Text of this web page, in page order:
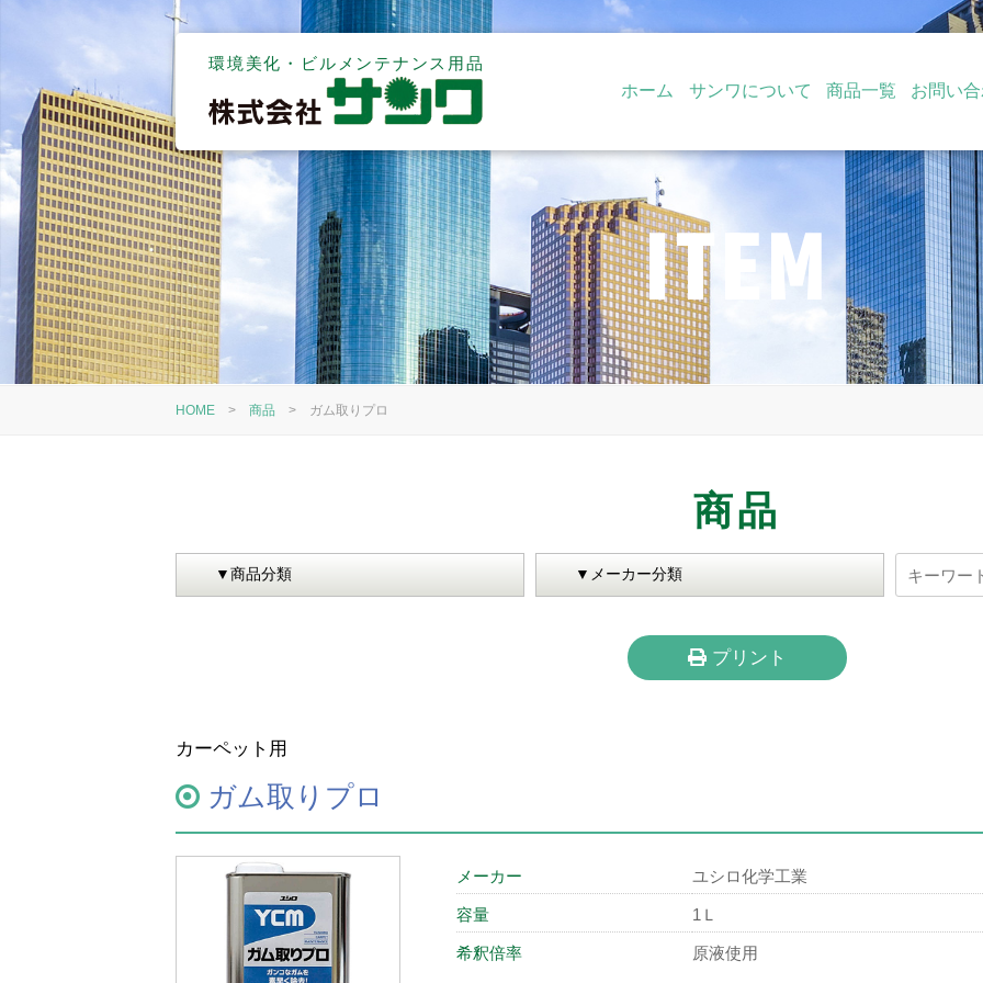
環境美化・ビルメンテナンス用品
ホーム
サンワについて 商品一覧 お問い
ITEM
HOME > 商品 > ガム取りプロ
商品
プリント
カーペット用
ガム取りプロ
メーカー ユシロ化学工業
容量 1Ｌ
希釈倍率 原液使用